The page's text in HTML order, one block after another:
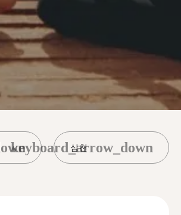
심천
keyboard_arrow_down